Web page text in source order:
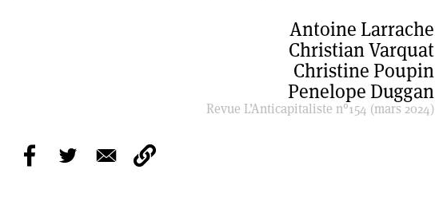
Antoine Larrache
Christian Varquat
Christine Poupin
Penelope Duggan
Revue L’Anticapitaliste n°154 (mars 2024)